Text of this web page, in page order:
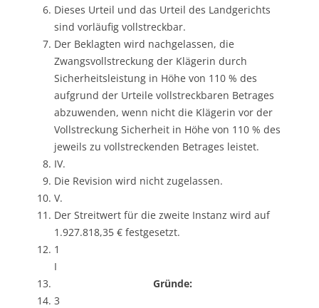
Dieses Urteil und das Urteil des Landgerichts
sind vorläufig vollstreckbar.
Der Beklagten wird nachgelassen, die
Zwangsvollstreckung der Klägerin durch
Sicherheitsleistung in Höhe von 110 % des
aufgrund der Urteile vollstreckbaren Betrages
abzuwenden, wenn nicht die Klägerin vor der
Vollstreckung Sicherheit in Höhe von 110 % des
jeweils zu vollstreckenden Betrages leistet.
IV.
Die Revision wird nicht zugelassen.
V.
Der Streitwert für die zweite Instanz wird auf
1.927.818,35 € festgesetzt.
1
I
Gründe:
3